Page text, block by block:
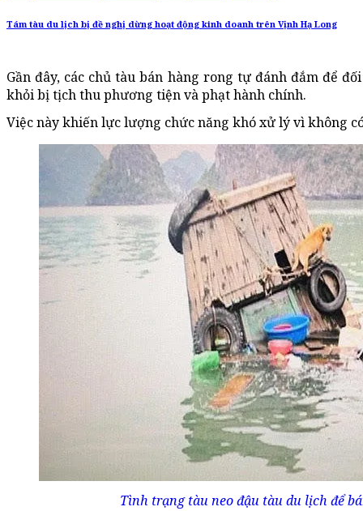
Tám tàu du lịch bị đề nghị dừng hoạt động kinh doanh trên Vịnh Hạ Long
Gần đây, các chủ tàu bán hàng rong tự đánh đắm để
khỏi bị tịch thu phương tiện và phạt hành chính.
Việc này khiến lực lượng chức năng khó xử lý vì không
Tình trạng tàu neo đậu tàu du lịch để